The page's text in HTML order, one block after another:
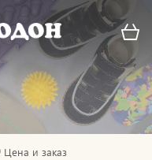
Цена и заказ